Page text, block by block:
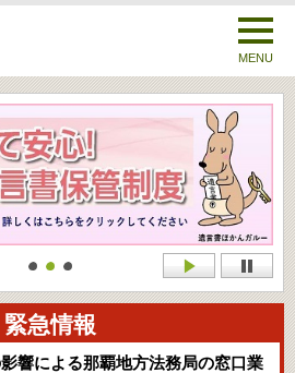
MENU
緊急情報
影響による那覇地方法務局の窓口業